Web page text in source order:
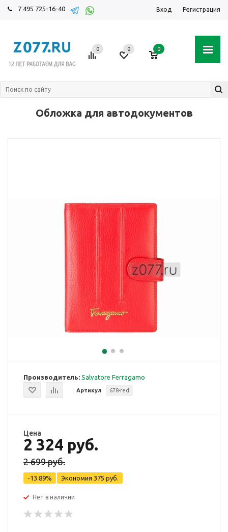
7 495 725-16-40 Вход Регистрация
0 0 0
Обложка для автодокументов
Производитель: Salvatore Ferragamo
Артикул 678-red
Цена
2 324 руб.
2 699 руб.
-13.89% Экономия 375 руб.
Нет в наличии